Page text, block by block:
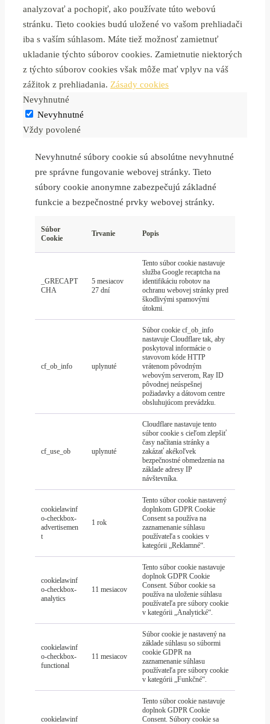
analyzovať a pochopiť, ako používate túto webovú
stránku. Tieto cookies budú uložené vo vašom prehliadači
iba s vaším súhlasom. Máte tiež možnosť zamietnuť
ukladanie týchto súborov cookies. Zamietnutie niektorých
z týchto súborov cookies však môže mať vplyv na váš
zážitok z prehliadania. Zásady cookies
Nevyhnutné
Nevyhnutné
Vždy povolené
Nevyhnutné súbory cookie sú absolútne nevyhnutné
pre správne fungovanie webovej stránky. Tieto
súbory cookie anonymne zabezpečujú základné
funkcie a bezpečnostné prvky webovej stránky.
Súbor
Cookie
Trvanie Popis
_GRECAPT
CHA
5 mesiacov
27 dní
Tento súbor cookie nastavuje
služba Google recaptcha na
identifikáciu robotov na
ochranu webovej stránky pred
škodlivými spamovými
útokmi.
cf_ob_info uplynuté
Súbor cookie cf_ob_info
nastavuje Cloudflare tak, aby
poskytoval informácie o
stavovom kóde HTTP
vrátenom pôvodným
webovým serverom, Ray ID
pôvodnej neúspešnej
požiadavky a dátovom centre
obsluhujúcom prevádzku.
cf_use_ob uplynuté
Cloudflare nastavuje tento
súbor cookie s cieľom zlepšiť
časy načítania stránky a
zakázať akékoľvek
bezpečnostné obmedzenia na
základe adresy IP
návštevníka.
cookielawinf
o-checkbox-
advertisemen
t
1 rok
Tento súbor cookie nastavený
doplnkom GDPR Cookie
Consent sa používa na
zaznamenanie súhlasu
používateľa s cookies v
kategórii „Reklamné“.
cookielawinf
o-checkbox-
analytics
11 mesiacov
Tento súbor cookie nastavuje
doplnok GDPR Cookie
Consent. Súbor cookie sa
používa na uloženie súhlasu
používateľa pre súbory cookie
v kategórii „Analytické“.
cookielawinf
o-checkbox-
functional
11 mesiacov
Súbor cookie je nastavený na
základe súhlasu so súbormi
cookie GDPR na
zaznamenanie súhlasu
používateľa pre súbory cookie
v kategórii „Funkčné“.
cookielawinf
Tento súbor cookie nastavuje
doplnok GDPR Cookie
Consent. Súbory cookie sa